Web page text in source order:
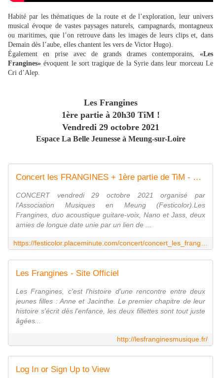
Habité par les thématiques de la route et de l’exploration, leur univers
musical évoque de vastes paysages naturels, campagnards, montagneux
ou maritimes, que l’on retrouve dans les images de leurs clips et, dans
Demain dès l’aube, elles chantent les vers de Victor Hugo).
Également en prise avec de grands drames contemporains, «Les
Frangines»évoquent le sort tragique de la Syrie dans leur morceau Le
Cri d’Alep.
Les Frangines
1ère partie à 20h30 TiM !
Vendredi 29 octobre 2021
Espace La Belle Jeunesse à Meung-sur-Loire
Concert les FRANGINES + 1ère partie de TiM - Espace La Belle Jeunesse - meung sur loire - vendredi 29 octobre 2021 à 20:30 | Placeminute.com
CONCERT vendredi 29 octobre 2021 organisé par
l'Association Musiques en Meung (Festicolor).Les
Frangines, duo acoustique guitare-voix, Nano et Jass, deux
amies de longue date unie par un lien de ...
Les Frangines - Site Officiel
Les Frangines, c'est l'histoire d'une rencontre entre deux
jeunes filles : Anne et Jacinthe. Le premier chapitre de leur
histoire s'écrit dès l'enfance, les deux fillettes sont tout juste
âgées...
http://lesfranginesmusique.fr/
Log In or Sign Up to View